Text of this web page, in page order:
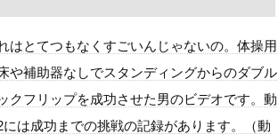
けられた相手と付き合ってしまうｗ...
ディがたまらんち
てしまった』トムラウシ山で登山中の...
須藤育登場！ストイックな野球...
はとてつもなくすごいんじゃないの。体操用
や補助器なしでスタンディングからのダブル
クフリップを成功させた男のビデオです。動
には成功までの挑戦の記録があります。（動